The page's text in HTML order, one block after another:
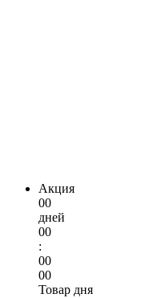
Акция
00
дней
00
:
00
00
Товар дня